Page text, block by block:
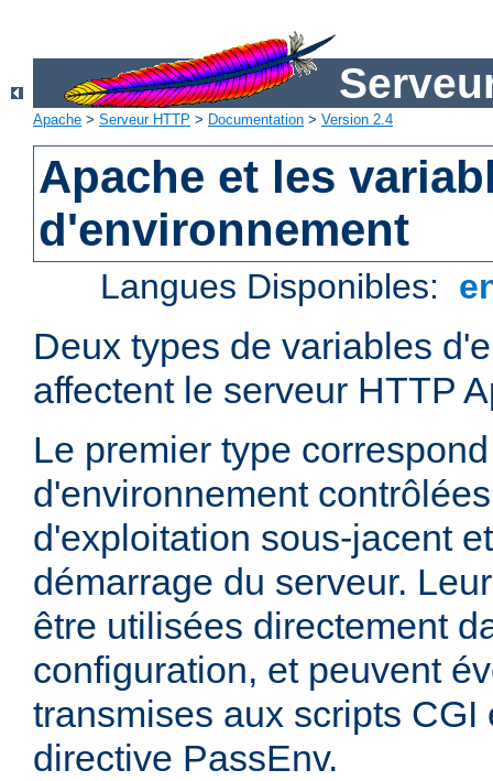
Apache > Serveur HTTP > Documentation > Version 2.4
Apache et les
d'environnement
Langues Disponibles:
Deux types de variables
affectent le serveur HTTP
Le premier type
d'environnement
d'exploitation sous-jacent
démarrage du serveur.
être utilisées directement
configuration, et peuvent
transmises aux scripts CGI
directive PassEnv.